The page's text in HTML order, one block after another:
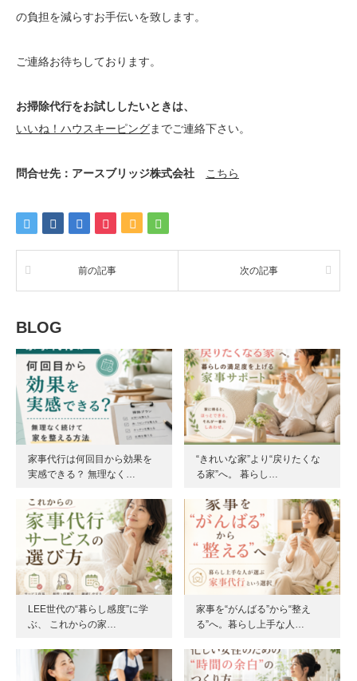
の負担を減らすお手伝いを致します。
ご連絡お待ちしております。
お掃除代行をお試ししたいときは、
いいね！ハウスキーピングまでご連絡下さい。
問合せ先：アースブリッジ株式会社 こちら
前の記事 次の記事
BLOG
家事代行は何回目から効果を
実感できる？ 無理なく…
“きれいな家”より“戻りたくな
る家”へ。 暮らし…
LEE世代の“暮らし感度”に学
ぶ、 これからの家…
家事を“がんばる”から“整え
る”へ。暮らし上手な人…